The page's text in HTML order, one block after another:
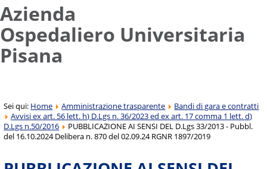
Azienda
Ospedaliero Universitaria
Pisana
Sei qui: Home Amministrazione trasparente
Bandi di gara e contratti
Avvisi ex art. 56 lett. h) D.Lgs n. 36/2023 ed ex art. 17 comma 1 lett. d)
D.Lgs n.50/2016
PUBBLICAZIONE AI SENSI DEL D.Lgs 33/2013 - Pubbl.
del 16.10.2024 Delibera n. 870 del 02.09.24 RGNR 1897/2019